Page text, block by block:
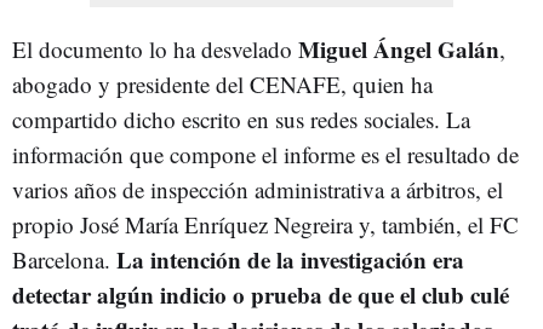
El documento lo ha desvelado Miguel Ángel Galán,
abogado y presidente del CENAFE, quien ha
compartido dicho escrito en sus redes sociales. La
información que compone el informe es el resultado de
varios años de inspección administrativa a árbitros, el
propio José María Enríquez Negreira y, también, el FC
Barcelona. La intención de la investigación era
detectar algún indicio o prueba de que el club culé